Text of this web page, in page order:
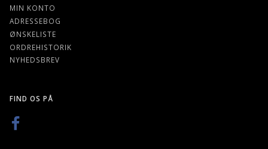
MIN KONTO
ADRESSEBOG
ØNSKELISTE
ORDREHISTORIK
NYHEDSBREV
FIND OS PÅ